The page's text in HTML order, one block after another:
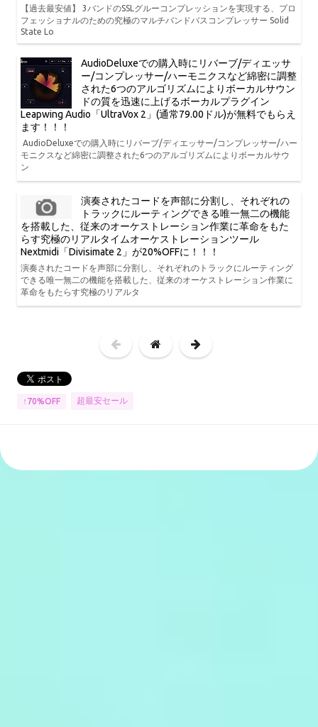
【過去最安値】 3バンドのSSLグルーコンプレッションを実現する、プロ
フェッショナルのための究極のマルチバンドバスコンプレッサー Solid
State Lo
AudioDeluxeでの購入時にリバーブ/ディエッサ
ー/コンプレッサー/ハーモニクスなど綿密に調整
された6つのアルゴリズムによりボーカルサウン
ドの質を迅速に上げるボーカルプラグイン
Leapwing Audio「UltraVox 2」(通常79.00ドル)が無料でもらえ
ます！！！
AudioDeluxeでの購入時にリバーブ/ディエッサー/コンプレッサー/ハー
モニクスなど綿密に調整された6つのアルゴリズムによりボーカルサウ
ン
演奏されたコードを声部に分割し、それぞれの
トラックにルーティングできる唯一無二の機能
を搭載した、従来のオーケストレーション作業に革命をもた
らす究極のリアルタイムオーケストレーションツール
Nextmidi「Divisimate 2」が20%OFFに！！！
演奏されたコードを声部に分割し、それぞれのトラックにルーティング
できる唯一無二の機能を搭載した、従来のオーケストレーション作業に
革命をもたらす究極のリアルタ
↑70%OFF 超最安セール